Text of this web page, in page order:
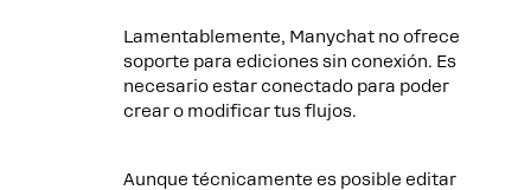
Lamentablemente, Manychat no ofrece
soporte para ediciones sin conexión. Es
necesario estar conectado para poder
crear o modificar tus flujos.
Aunque técnicamente es posible editar